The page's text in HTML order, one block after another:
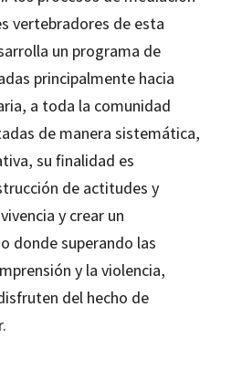
vertebradores de esta
un programa de
principalmente hacia
a toda la comunidad
de manera sistemática,
su finalidad es
de actitudes y
y crear un
donde superando las
y la violencia,
del hecho de